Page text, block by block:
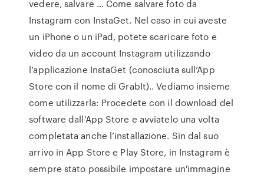
vedere, salvare … Come salvare foto da
Instagram con InstaGet. Nel caso in cui aveste
un iPhone o un iPad, potete scaricare foto e
video da un account Instagram utilizzando
l’applicazione InstaGet (conosciuta sull’App
Store con il nome di GrabIt).. Vediamo insieme
come utilizzarla: Procedete con il download del
software dall’App Store e avviatelo una volta
completata anche l’installazione. Sin dal suo
arrivo in App Store e Play Store, in Instagram è
sempre stato possibile impostare un'immagine